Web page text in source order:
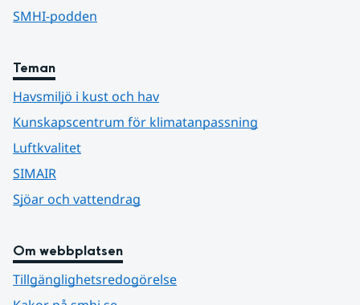
SMHI-podden
Teman
Havsmiljö i kust och hav
Kunskapscentrum för klimatanpassning
Luftkvalitet
SIMAIR
Sjöar och vattendrag
Om webbplatsen
Tillgänglighetsredogörelse